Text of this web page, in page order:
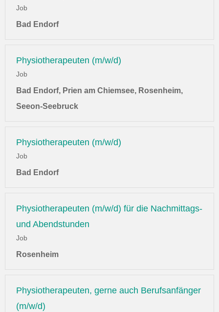
Job
Bad Endorf
Physiotherapeuten (m/w/d)
Job
Bad Endorf, Prien am Chiemsee, Rosenheim,
Seeon-Seebruck
Physiotherapeuten (m/w/d)
Job
Bad Endorf
Physiotherapeuten (m/w/d) für die Nachmittags-
und Abendstunden
Job
Rosenheim
Physiotherapeuten, gerne auch Berufsanfänger
(m/w/d)